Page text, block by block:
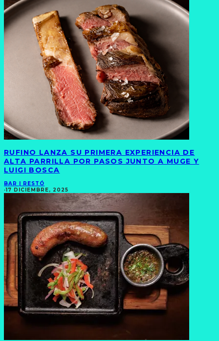
RUFINO LANZA SU PRIMERA EXPERIENCIA DE
ALTA PARRILLA POR PASOS JUNTO A MUGE Y
LUIGI BOSCA
BAR | RESTÓ
·17 DICIEMBRE, 2025